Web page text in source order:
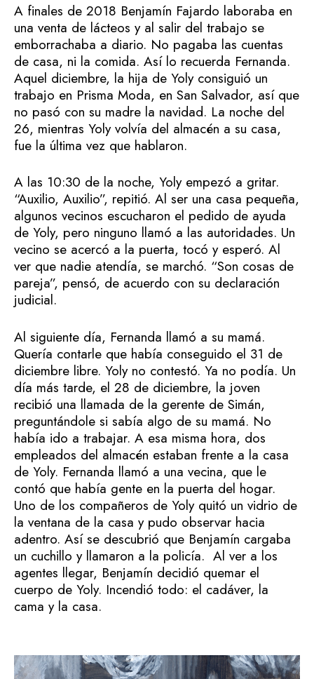
A finales de 2018 Benjamín Fajardo laboraba en
una venta de lácteos y al salir del trabajo se
emborrachaba a diario. No pagaba las cuentas
de casa, ni la comida. Así lo recuerda Fernanda.
Aquel diciembre, la hija de Yoly consiguió un
trabajo en Prisma Moda, en San Salvador, así que
no pasó con su madre la navidad. La noche del
26, mientras Yoly volvía del almacén a su casa,
fue la última vez que hablaron.
A las 10:30 de la noche, Yoly empezó a gritar.
“Auxilio, Auxilio”, repitió. Al ser una casa pequeña,
algunos vecinos escucharon el pedido de ayuda
de Yoly, pero ninguno llamó a las autoridades. Un
vecino se acercó a la puerta, tocó y esperó. Al
ver que nadie atendía, se marchó. “Son cosas de
pareja”, pensó, de acuerdo con su declaración
judicial.
Al siguiente día, Fernanda llamó a su mamá.
Quería contarle que había conseguido el 31 de
diciembre libre. Yoly no contestó. Ya no podía. Un
día más tarde, el 28 de diciembre, la joven
recibió una llamada de la gerente de Simán,
preguntándole si sabía algo de su mamá. No
había ido a trabajar. A esa misma hora, dos
empleados del almacén estaban frente a la casa
de Yoly. Fernanda llamó a una vecina, que le
contó que había gente en la puerta del hogar.
Uno de los compañeros de Yoly quitó un vidrio de
la ventana de la casa y pudo observar hacia
adentro. Así se descubrió que Benjamín cargaba
un cuchillo y llamaron a la policía. Al ver a los
agentes llegar, Benjamín decidió quemar el
cuerpo de Yoly. Incendió todo: el cadáver, la
cama y la casa.